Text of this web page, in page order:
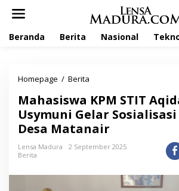
Beranda Berita Nasional
Homepage / Berita
h
a
s
i
s
K
Mahasiswa KPM STIT
Usymuni Gelar
Desa Matanair
Lensa Madura
2 September 2025
Berita